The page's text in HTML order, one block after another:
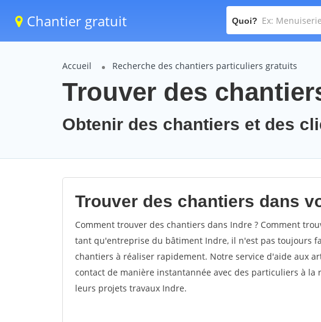
Chantier gratuit Quoi?
Accueil Recherche des chantiers particuliers gratuits
Trouver des
Obtenir des chantiers et des
Trouver des chantiers dans
Comment trouver des chantiers dans Indre ? Comment
tant qu'entreprise du bâtiment Indre, il n'est pas toujours
chantiers à réaliser rapidement. Notre service d'aide aux
contact de manière instantannée avec des particuliers à
leurs projets travaux Indre.